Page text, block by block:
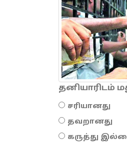
தனியாரிடம்
சரியானது
தவறானது
கருத்து